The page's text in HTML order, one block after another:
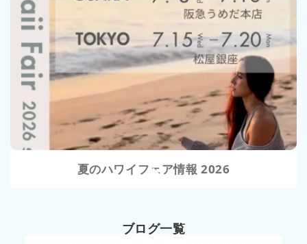
VIEW
夏のハワイフェア情報 2026
ブログ一覧